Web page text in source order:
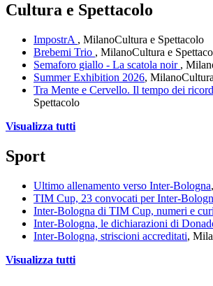
Cultura e Spettacolo
ImpostrA , MilanoCultura e Spettacolo
Brebemi Trio , MilanoCultura e
Semaforo giallo - La scatola noir ,
Summer Exhibition 2026, Milano
Tra Mente e Cervello. Il tempo dei
Spettacolo
Visualizza tutti
Sport
Ultimo allenamento verso Inter-Bologna
TIM Cup, 23 convocati per Inter-
Inter-Bologna di TIM Cup, numeri e
Inter-Bologna, le dichiarazioni di
Inter-Bologna, striscioni accreditati,
Visualizza tutti